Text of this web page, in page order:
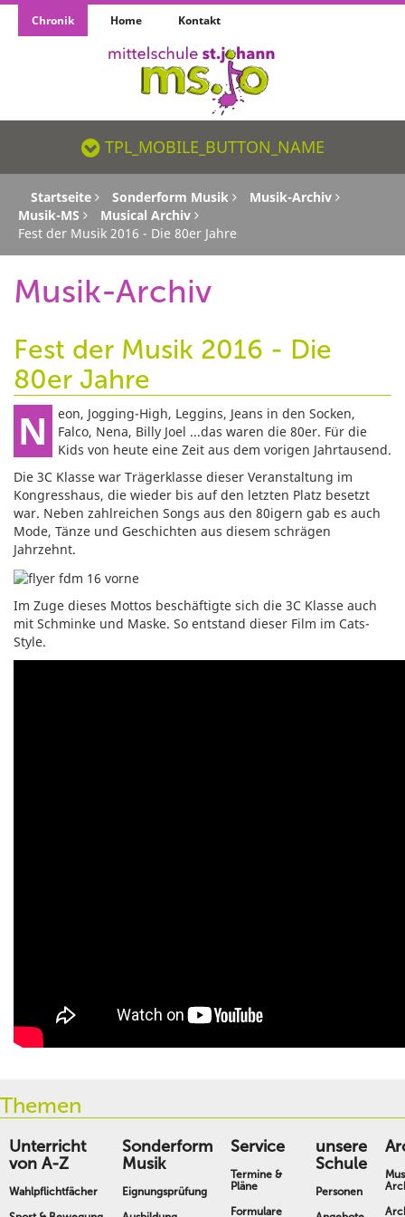
Chronik Home Kontakt
TPL_MOBILE_BUTTON_NAME_SR
TPL_MOBILE_BUTTON_NAME
Startseite Sonderform Musik
Musik-Archiv
Musik-MS
Musical Archiv
Fest der Musik 2016 - Die 80er Jahre
Musik-Archiv
Fest der Musik 2016 - Die
80er Jahre
Neon, Jogging-High, Leggins, Jeans in den Socken,
Falco, Nena, Billy Joel ...das waren die 80er. Für die
Kids von heute eine Zeit aus dem vorigen Jahrtausend.
Die 3C Klasse war Trägerklasse dieser Veranstaltung im
Kongresshaus, die wieder bis auf den letzten Platz besetzt
war. Neben zahlreichen Songs aus den 80igern gab es auch
Mode, Tänze und Geschichten aus diesem schrägen
Jahrzehnt.
Im Zuge dieses Mottos beschäftigte sich die 3C Klasse auch
mit Schminke und Maske. So entstand dieser Film im Cats-
Style.
Themen
Unterricht
von A-Z
Wahlpflichtfächer
Sonderform
Musik
Eignungsprüfung
Service
Termine &
Pläne
Formulare
unsere
Schule
Personen